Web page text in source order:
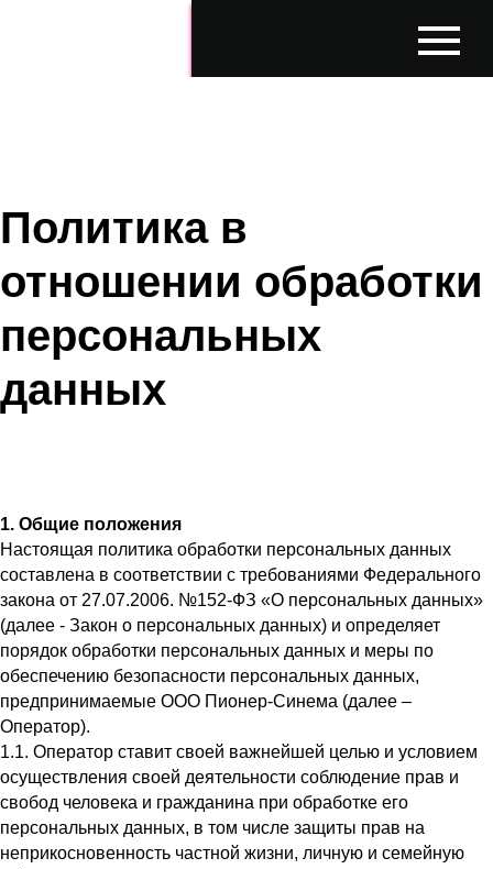
Политика в
отношении обработки
персональных
данных
1. Общие положения
Настоящая политика обработки персональных данных
составлена в соответствии с требованиями Федерального
закона от 27.07.2006. №152-ФЗ «О персональных данных»
(далее - Закон о персональных данных) и определяет
порядок обработки персональных данных и меры по
обеспечению безопасности персональных данных,
предпринимаемые ООО Пионер-Синема (далее –
Оператор).
1.1. Оператор ставит своей важнейшей целью и условием
осуществления своей деятельности соблюдение прав и
свобод человека и гражданина при обработке его
персональных данных, в том числе защиты прав на
неприкосновенность частной жизни, личную и семейную